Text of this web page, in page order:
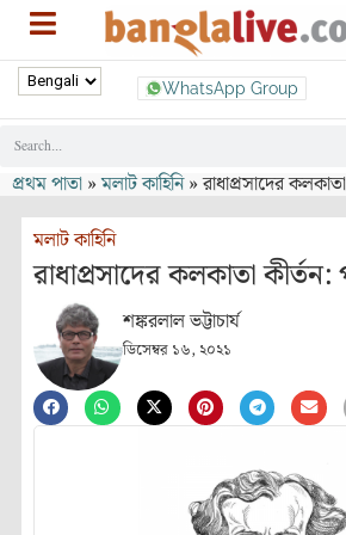
WhatsApp Group
প্রথম পাতা »মলাট কাহিনি»রাধাপ্রসাদের
মলাট কাহিনি
রাধাপ্রসাদের কলকাতা কীর্তন:
শঙ্করলাল ভট্টাচার্য
ডিসেম্বর ১৬, ২০২১